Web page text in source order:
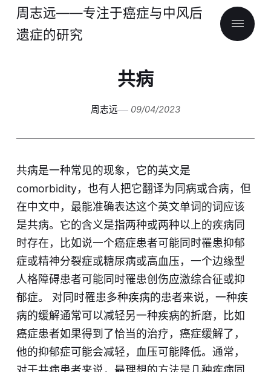
周志远——专注于癌症与中风后
遗症的研究
共病
周志远 09/04/2023
共病是一种常见的现象，它的英文是
comorbidity，也有人把它翻译为同病或合病，但
在中文中，最能准确表达这个英文单词的词应该
是共病。它的含义是指两种或两种以上的疾病同
时存在，比如说一个癌症患者可能同时罹患抑郁
症或精神分裂症或糖尿病或高血压，一个边缘型
人格障碍患者可能同时罹患创伤应激综合征或抑
郁症。 对同时罹患多种疾病的患者来说，一种疾
病的缓解通常可以减轻另一种疾病的折磨，比如
癌症患者如果得到了恰当的治疗，癌症缓解了，
他的抑郁症可能会减轻，血压可能降低。通常，